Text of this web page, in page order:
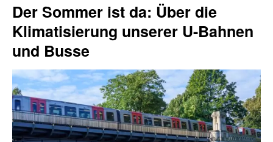
Der Sommer ist da: Über die
Klimatisierung unserer U-Bahnen
und Busse